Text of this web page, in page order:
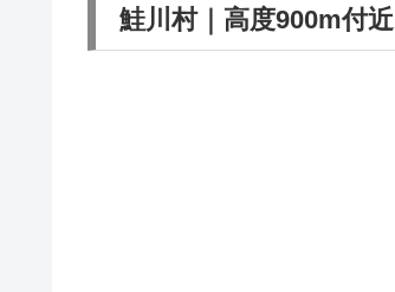
鮭川村｜高度900m付近